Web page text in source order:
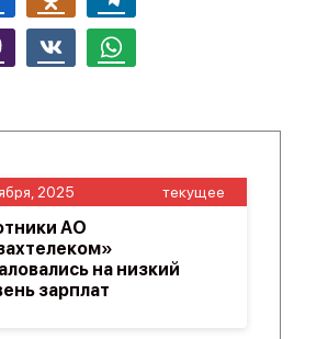
2025 текущее
АО
на низкий
зарплат